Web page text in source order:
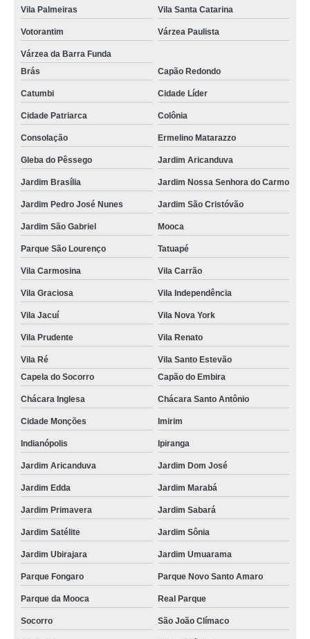
Vila Palmeiras Vila Santa Catarina
Votorantim Várzea Paulista
Várzea da Barra Funda
Brás
Capão Redondo
Catumbi Cidade Líder
Cidade Patriarca Colônia
Consolação Ermelino Matarazzo
Gleba do Pêssego Jardim Aricanduva
Jardim Brasília Jardim Nossa Senhora do Carmo
Jardim Pedro José Nunes Jardim São Cristóvão
Jardim São Gabriel Mooca
Parque São Lourenço Tatuapé
Vila Carmosina Vila Carrão
Vila Graciosa Vila Independência
Vila Jacuí Vila Nova York
Vila Prudente Vila Renato
Vila Ré
Vila Santo Estevão
Capela do Socorro
Capão do Embira
Chácara Inglesa Chácara Santo Antônio
Cidade Monções Imirim
Indianópolis Ipiranga
Jardim Aricanduva Jardim Dom José
Jardim Edda Jardim Marabá
Jardim Primavera Jardim Sabará
Jardim Satélite Jardim Sônia
Jardim Ubirajara Jardim Umuarama
Parque Fongaro Parque Novo Santo Amaro
Parque da Mooca Real Parque
Socorro São João Clímaco